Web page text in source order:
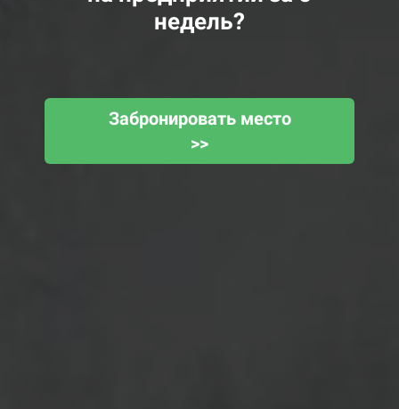
недель?
Забронировать место
>>